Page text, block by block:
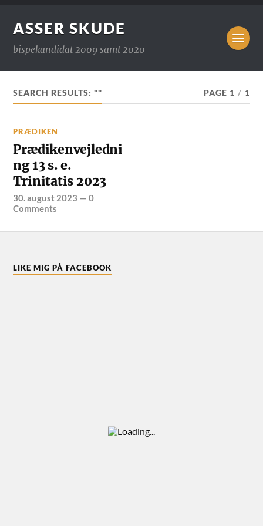
ASSER SKUDE
bispekandidat 2009 samt 2020
SEARCH RESULTS: "" PAGE 1 / 1
PRÆDIKEN
Prædikenvejledni
ng 13 s. e.
Trinitatis 2023
30. august 2023 —0
Comments
LIKE MIG PÅ FACEBOOK